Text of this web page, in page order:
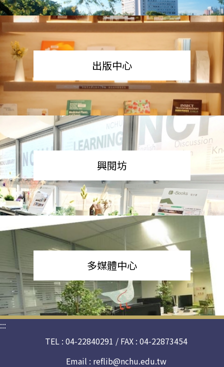
出版中心
興閱坊
多媒體中心
:::
TEL : 04-22840291 / FAX : 04-22873454
Email : reflib@nchu.edu.tw